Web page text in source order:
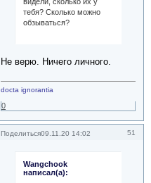
видели, сколько их у
тебя? Сколько можно
обзываться?
Не верю. Ничего личного.
docta ignorantia
0
Поделиться 51
09.11.20 14:02
Wangchook
написал(а):